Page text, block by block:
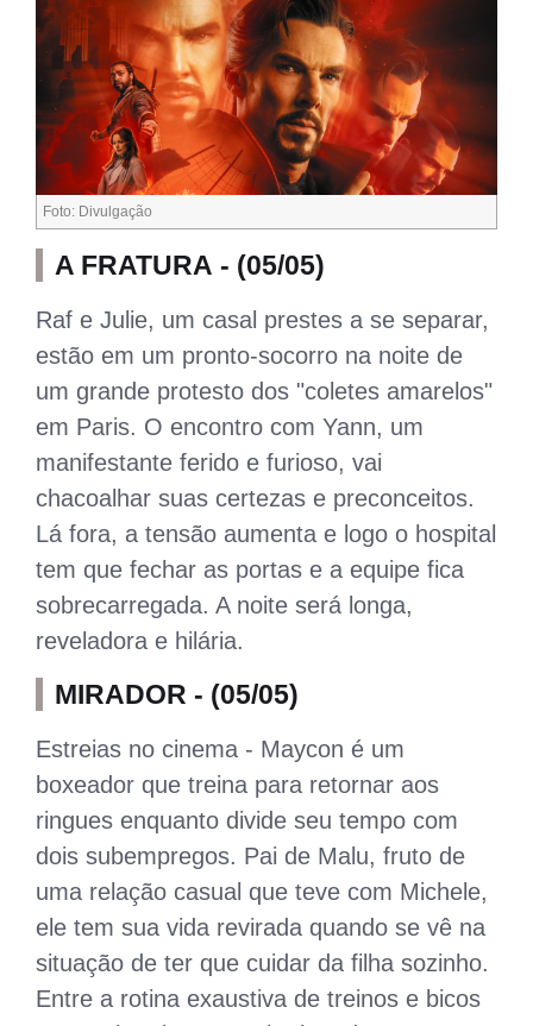
Foto: Divulgação
A FRATURA - (05/05)
Raf e Julie, um casal prestes a se separar,
estão em um pronto-socorro na noite de
um grande protesto dos "coletes amarelos"
em Paris. O encontro com Yann, um
manifestante ferido e furioso, vai
chacoalhar suas certezas e preconceitos.
Lá fora, a tensão aumenta e logo o hospital
tem que fechar as portas e a equipe fica
sobrecarregada. A noite será longa,
reveladora e hilária.
MIRADOR - (05/05)
Estreias no cinema - Maycon é um
boxeador que treina para retornar aos
ringues enquanto divide seu tempo com
dois subempregos. Pai de Malu, fruto de
uma relação casual que teve com Michele,
ele tem sua vida revirada quando se vê na
situação de ter que cuidar da filha sozinho.
Entre a rotina exaustiva de treinos e bicos